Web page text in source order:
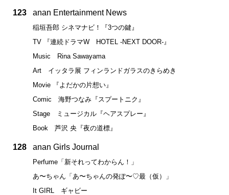
123 anan Entertainment News
稲垣吾郎 シネマナビ！『3つの鍵』
TV 『連続ドラマW HOTEL -NEXT DOOR-』
Music Rina Sawayama
Art イッタラ展 フィンランドガラスのきらめき
Movie 『よだかの片想い』
Comic 海野つなみ『スプートニク』
Stage ミュージカル『ヘアスプレー』
Book 芦沢 央『夜の道標』
128 anan Girls Journal
Perfume「新それってわからん！」
あ〜ちゃん「あ〜ちゃんの発ぽ〜♡最（仮）」
It GIRL ギャビー